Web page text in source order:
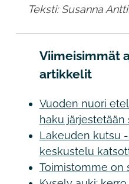
Teksti: Susanna
Viimeisimmät
artikkelit
Vuoden nuori
haku
Lakeuden kutsu
keskustelu
Toimistomme on